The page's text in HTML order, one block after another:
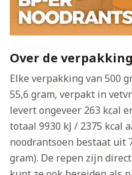
Over de
Elke verpakking van 500
55,6 gram, verpakt in
levert ongeveer 263 kcal
totaal 9930 kJ / 2375 kcal
noodrantsoen bestaat uit
gram). De repen zijn